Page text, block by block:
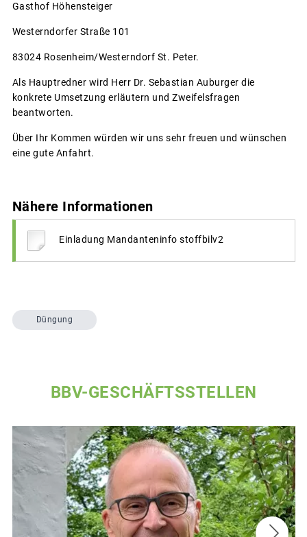
Gasthof Höhensteiger
Westerndorfer Straße 101
83024 Rosenheim/Westerndorf St. Peter.
Als Hauptredner wird Herr Dr. Sebastian Auburger die
konkrete Umsetzung erläutern und Zweifelsfragen
beantworten.
Über Ihr Kommen würden wir uns sehr freuen und wünschen
eine gute Anfahrt.
Nähere Informationen
Einladung Mandanteninfo stoffbilv2
Düngung
BBV-GESCHÄFTSSTELLEN